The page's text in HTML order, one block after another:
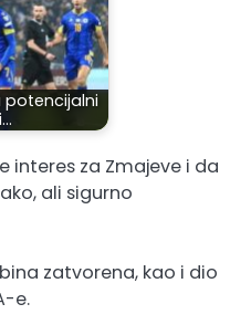
potencijalni
interes za Zmajeve i da
ali sigurno
zatvorena, kao i dio
e.